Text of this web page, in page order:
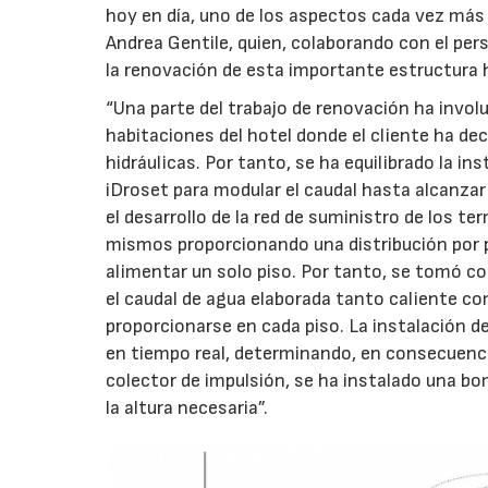
hoy en día, uno de los aspectos cada vez
Andrea Gentile, quien, colaborando con el
la renovación de esta importante estructura
“Una parte del trabajo de renovación ha
habitaciones del hotel donde el cliente ha
hidráulicas. Por tanto, se ha equilibrado la
iDroset para modular el caudal hasta
el desarrollo de la red de suministro de los
mismos proporcionando una distribución por
alimentar un solo piso. Por tanto, se tomó
el caudal de agua elaborada tanto caliente
proporcionarse en cada piso. La instalación
en tiempo real, determinando, en
colector de impulsión, se ha instalado una
la altura necesaria”.